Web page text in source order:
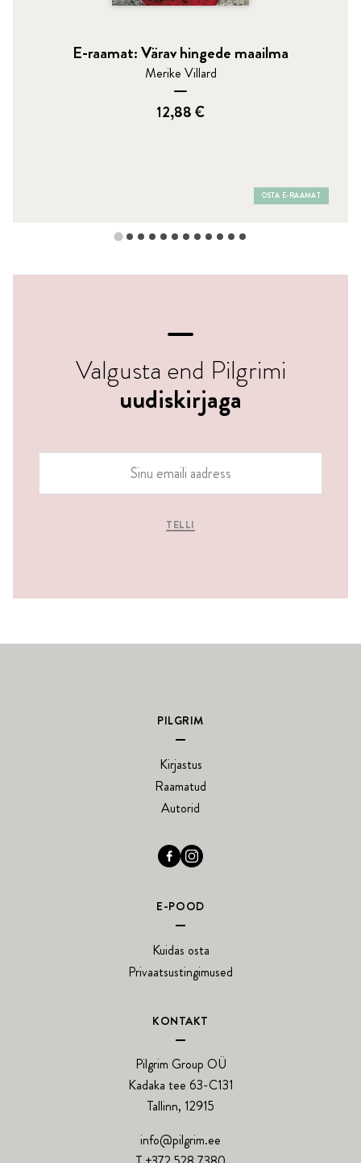
E-raamat: Värav hingede maailma
Merike Villard
12,88€
OSTA E-RAAMAT
Valgusta end Pilgrimi
uudiskirjaga
TELLI
PILGRIM
Kirjastus
Raamatud
Autorid
E-POOD
Kuidas osta
Privaatsustingimused
KONTAKT
Pilgrim Group OÜ
Kadaka tee 63-C131
Tallinn, 12915
info@pilgrim.ee